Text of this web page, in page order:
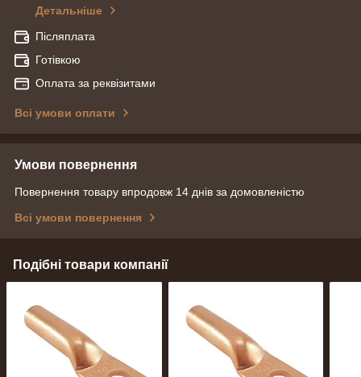
Детальніше
Післяплата
Готівкою
Оплата за реквізитами
Всі умови оплати
Умови повернення
Повернення товару впродовж 14 днів за домовленістю
Всі умови повернення
Подібні товари компанії